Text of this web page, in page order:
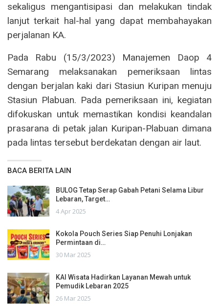
sekaligus mengantisipasi dan melakukan tindak
lanjut terkait hal-hal yang dapat membahayakan
perjalanan KA.
Pada Rabu (15/3/2023) Manajemen Daop 4
Semarang melaksanakan pemeriksaan lintas
dengan berjalan kaki dari Stasiun Kuripan menuju
Stasiun Plabuan. Pada pemeriksaan ini, kegiatan
difokuskan untuk memastikan kondisi keandalan
prasarana di petak jalan Kuripan-Plabuan dimana
pada lintas tersebut berdekatan dengan air laut.
BACA BERITA LAIN
BULOG Tetap Serap Gabah Petani Selama Libur
Lebaran, Target…
4 Apr 2025
Kokola Pouch Series Siap Penuhi Lonjakan
Permintaan di…
30 Mar 2025
KAI Wisata Hadirkan Layanan Mewah untuk
Pemudik Lebaran 2025
26 Mar 2025